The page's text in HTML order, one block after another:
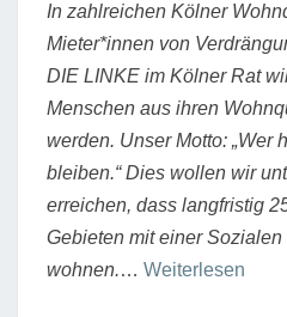
In zahlreichen Kölner
Mieter*innen von
DIE LINKE im Kölner Rat
Menschen aus ihren
werden. Unser Motto: „Wer
bleiben.“ Dies wollen wir
erreichen, dass langfristig
Gebieten mit einer
wohnen.… Weiterlesen